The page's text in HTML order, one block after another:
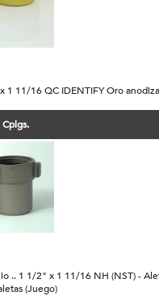
1 11/16 QC IDENTIFY Oro
.. 1 1/2" x 1 11/16 NH (NST) -
(Juego)